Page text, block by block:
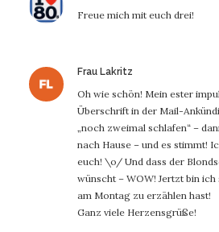
Freue mich mit euch drei!
Frau Lakritz
Oh wie schön! Mein ester
Überschrift in der Mail-
„noch zweimal schlafen“ –
nach Hause – und es stimmt!
euch! \o/ Und dass der
wünscht – WOW! Jertzt bin
am Montag zu erzählen hast!
Ganz viele Herzensgrüße!